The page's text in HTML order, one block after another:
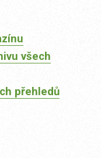
všech
přehledů